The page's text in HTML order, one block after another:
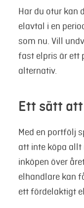
Har du otur kan
elavtal i en
som nu. Vill
fast elpris är ett
alternativ.
Ett sätt
Med en portfölj
att inte köpa allt
inköpen över
elhandlare kan
ett fördelaktigt